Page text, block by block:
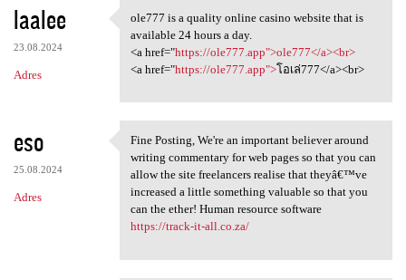
laalee
23.08.2024
Adres
ole777 is a quality online
ole777 is a quality online casino website that is
available 24 hours a day.
<a href="https://ole777.app">ole777</a><br>
<a href="https://ole777.app">โอเล่777</a><br>
eso
25.08.2024
Adres
Fine Posting, We're an
Fine Posting, We're an important believer around
writing commentary for web pages so that you can
allow the site freelancers realise that theyâ€™ve
increased a little something valuable so that you
can the ether! Human resource software
https://track-it-all.co.za/